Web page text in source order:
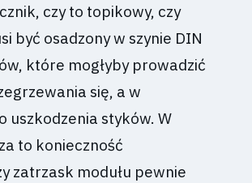
czy to topikowy, czy
być osadzony w szynie DIN
które mogłyby prowadzić
się, a w
uszkodzenia styków. W
to konieczność
zatrzask modułu pewnie